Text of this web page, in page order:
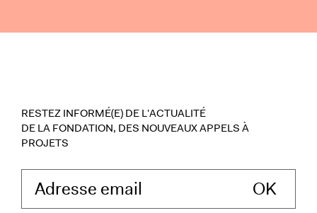
RESTEZ INFORMÉ(E) DE L'ACTUALITÉ
DE LA FONDATION, DES NOUVEAUX APPELS À
PROJETS